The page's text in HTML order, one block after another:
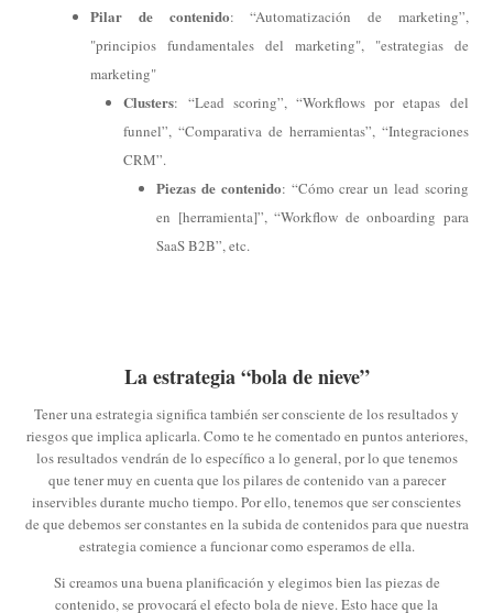
Pilar de contenido: “Automatización de marketing”,
"principios fundamentales del marketing", "estrategias de
marketing"
Clusters: “Lead scoring”, “Workflows por etapas del
funnel”, “Comparativa de herramientas”, “Integraciones
CRM”.
Piezas de contenido: “Cómo crear un lead scoring
en [herramienta]”, “Workflow de onboarding para
SaaS B2B”, etc.
La estrategia “bola de nieve”
Tener una estrategia significa también ser consciente de los resultados y
riesgos que implica aplicarla. Como te he comentado en puntos anteriores,
los resultados vendrán de lo específico a lo general, por lo que tenemos
que tener muy en cuenta que los pilares de contenido van a parecer
inservibles durante mucho tiempo. Por ello, tenemos que ser conscientes
de que debemos ser constantes en la subida de contenidos para que nuestra
estrategia comience a funcionar como esperamos de ella.
Si creamos una buena planificación y elegimos bien las piezas de
contenido, se provocará el efecto bola de nieve. Esto hace que la